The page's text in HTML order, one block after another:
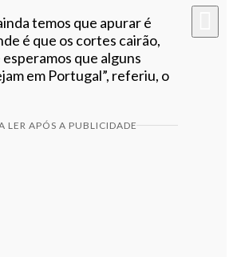
temos que apurar é
é que os cortes cairão,
que alguns
em Portugal”, referiu, o
LER APÓS A PUBLICIDADE